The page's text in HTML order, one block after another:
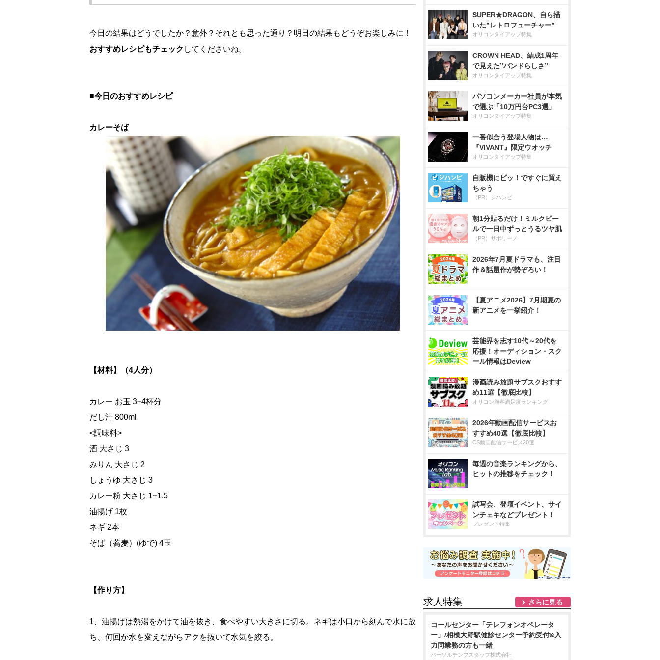
今日の結果はどうでしたか？意外？それとも思った通り？明日の結果もどうぞお楽しみに！
おすすめレシピもチェック してくださいね。
■今日のおすすめレシピ
カレーそば
【材料】（4人分）
カレー お玉 3~4杯分
だし汁 800ml
<調味料>
酒 大さじ 3
みりん 大さじ 2
しょうゆ 大さじ 3
カレー粉 大さじ 1~1.5
油揚げ 1枚
ネギ 2本
そば（蕎麦）(ゆで) 4玉
【作り方】
1、油揚げは熱湯をかけて油を抜き、食べやすい大きさに切る。ネギは小口から刻んで水に放
ち、何回か水を変えながらアクを抜いて水気を絞る。
SUPER★DRAGON、自ら描
いた”レトロフューチャー”
オリコンタイアップ特集
CROWN HEAD、結成1周年
で見えた”バンドらしさ”
オリコンタイアップ特集
パソコンメーカー社員が本気
で選ぶ「10万円台PC3選」
オリコンタイアップ特集
一番似合う登場人物は…
『VIVANT』限定ウオッチ
オリコンタイアップ特集
自販機にピッ！ですぐに買え
ちゃう
（PR）ジハンピ
朝1分貼るだけ！ミルクピー
ルで一日中ずっとうるツヤ肌
（PR）サボリーノ
2026年7月夏ドラマも、注目
作＆話題作が勢ぞろい！
【夏アニメ2026】7月期夏の
新アニメを一挙紹介！
芸能界を志す10代～20代を
応援！オーディション・スク
ール情報はDeview
漫画読み放題サブスクおすす
め11選【徹底比較】
オリコン顧客満足度ランキング
2026年動画配信サービスお
すすめ40選【徹底比較】
CS動画配信サービス20選
毎週の音楽ランキングから、
ヒットの推移をチェック！
試写会、登壇イベント、サイ
ンチェキなどプレゼント！
プレゼント特集
求人特集 さらに見る
コールセンター「テレフォンオペレータ
ー」/相模大野駅健診センター予約受付&入
力同業務の方も一緒
パーソルテンプスタッフ株式会社